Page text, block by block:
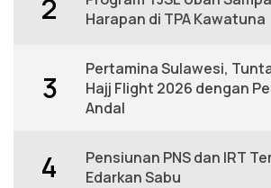
2
Harapan di TPA Kawatuna
3
Pertamina Sulawesi,
Hajj Flight 2026 dengan
Andal
4
Pensiunan PNS dan IRT
Edarkan Sabu